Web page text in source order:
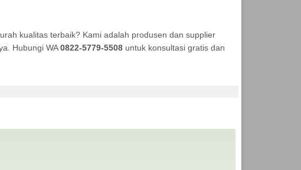
kualitas terbaik? Kami adalah produsen dan supplier
Hubungi WA0822-5779-5508untuk konsultasi gratis dan